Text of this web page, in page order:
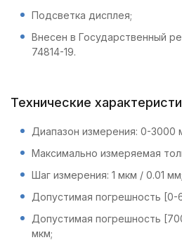
Подсветка дисплея;
Внесен в Государственный
74814-19.
Технические
Диапазон измерения: 0-3000
Максимально измеряемая
Шаг измерения: 1 мкм / 0.01 мм;
Допустимая погрешность [0-
Допустимая погрешность
мкм;